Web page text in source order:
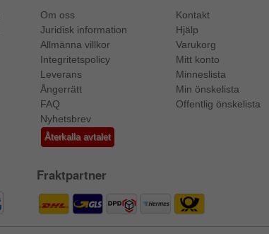
Om oss
Juridisk information
Allmänna villkor
Integritetspolicy
Leverans
Ångerrätt
FAQ
Nyhetsbrev
Återkalla avtalet
Kontakt
Hjälp
Varukorg
Mitt konto
Minneslista
Min önskelista
Offentlig önskelista
Fraktpartner